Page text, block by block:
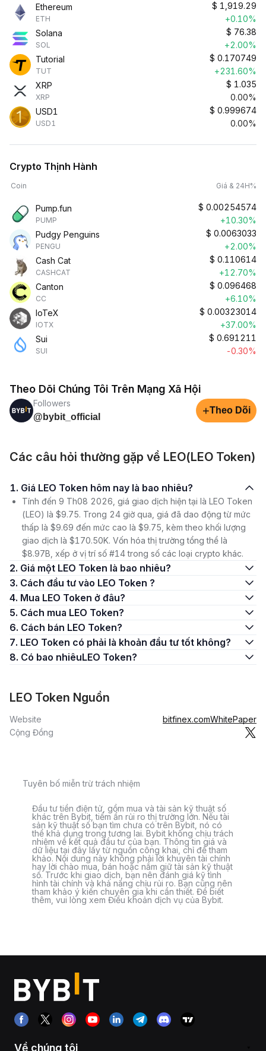
Ethereum
ETH
$ 1,919.29
+0.10%
Solana
SOL
$ 76.38
+2.00%
Tutorial
TUT
$ 0.170749
+231.60%
XRP
XRP
$ 1.035
0.00%
USD1
USD1
$ 0.999674
0.00%
Crypto Thịnh Hành
Coin Giá & 24H%
Pump.fun
PUMP
$ 0.00254574
+10.30%
Pudgy Penguins
PENGU
$ 0.0063033
+2.00%
Cash Cat
CASHCAT
$ 0.110614
+12.70%
Canton
CC
$ 0.096468
+6.10%
IoTeX
IOTX
$ 0.00323014
+37.00%
Sui
SUI
$ 0.691211
-0.30%
Theo Dõi Chúng Tôi Trên Mạng Xã Hội
Followers
@bybit_official
+Theo Dõi
Các câu hỏi thường gặp về LEO(LEO Token)
1. Giá LEO Token hôm nay là bao nhiêu?
Tính đến 9 Th08 2026, giá giao dịch hiện tại là LEO Token
(LEO) là $9.75. Trong 24 giờ qua, giá đã dao động từ mức
thấp là $9.69 đến mức cao là $9.75, kèm theo khối lượng
giao dịch là $170.50K. Vốn hóa thị trường tổng thể là
$8.97B, xếp ở vị trí số #14 trong số các loại crypto khác.
2. Giá một LEO Token là bao nhiêu?
3. Cách đầu tư vào LEO Token ?
4. Mua LEO Token ở đâu?
5. Cách mua LEO Token?
6. Cách bán LEO Token?
7. LEO Token có phải là khoản đầu tư tốt không?
8. Có bao nhiêuLEO Token?
LEO Token Nguồn
Website bitfinex.comWhitePaper
Cộng Đồng
Tuyên bố miễn trừ trách nhiệm
Đầu tư tiền điện tử, gồm mua và tài sản kỹ thuật số
khác trên Bybit, tiềm ẩn rủi ro thị trường lớn. Nếu tài
sản kỹ thuật số bạn tìm chưa có trên Bybit, nó có
thể khả dụng trong tương lai. Bybit không chịu trách
nhiệm về kết quả đầu tư của bạn. Thông tin giá và
dữ liệu tại đây lấy từ nguồn công khai, chỉ để tham
khảo. Nội dung này không phải lời khuyên tài chính
hay lời chào mua, bán hoặc nắm giữ tài sản kỹ thuật
số. Trước khi giao dịch, bạn nên đánh giá kỹ tình
hình tài chính và khả năng chịu rủi ro. Bạn cũng nên
tham khảo ý kiến chuyên gia khi cần thiết. Để biết
thêm, vui lòng xem Điều khoản dịch vụ của Bybit.
Về chúng tôi